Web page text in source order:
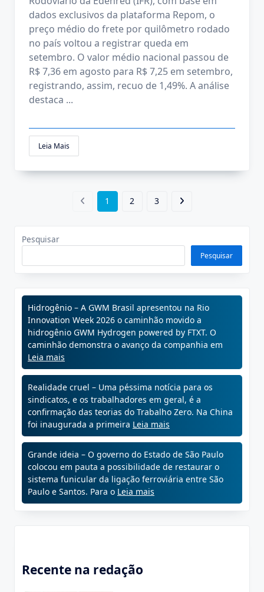
dados exclusivos da plataforma Repom, o
preço médio do frete por quilômetro rodado
no país voltou a registrar queda em
setembro. O valor médio nacional passou de
R$ 7,36 em agosto para R$ 7,25 em setembro,
registrando, assim, recuo de 1,49%. A análise
destaca ...
Leia Mais
1 2 3
Pesquisar
Pesquisar
Hidrogênio – A GWM Brasil apresentou na Rio
Innovation Week 2026 o caminhão movido a
hidrogênio GWM Hydrogen powered by FTXT. O
caminhão demonstra o avanço da companhia em
Leia mais
Realidade cruel – Uma péssima notícia para os
sindicatos, e os trabalhadores em geral, é a
confirmação das teorias do Trabalho Zero. Na China
foi inaugurada a primeira Leia mais
Grande ideia – O governo do Estado de São Paulo
colocou em pauta a possibilidade de restaurar o
sistema funicular da ligação ferroviária entre São
Paulo e Santos. Para o Leia mais
Recente na redação